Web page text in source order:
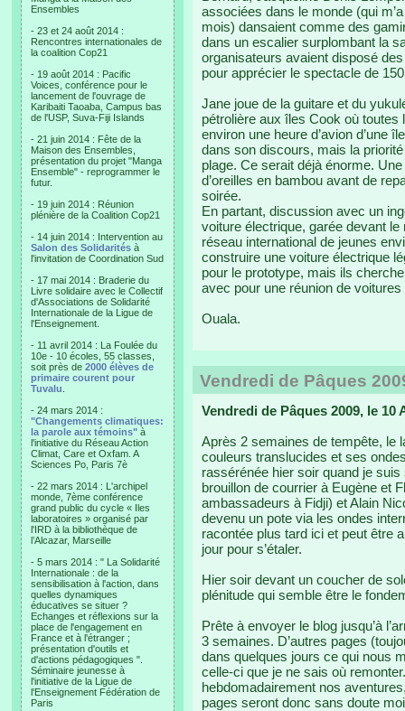
Ensembles
- 23 et 24 août 2014 :
Rencontres internationales de
la coalition Cop21
- 19 août 2014 : Pacific
Voices, conférence pour le
lancement de l'ouvrage de
Karibaiti Taoaba, Campus bas
de l'USP, Suva-Fiji Islands
- 21 juin 2014 : Fête de la
Maison des Ensembles,
présentation du projet "Manga
Ensemble" - reprogrammer le
futur.
- 19 juin 2014 : Réunion
plénière de la Coalition Cop21
- 14 juin 2014 : Intervention au
Salon des Solidarités à
l'invitation de Coordination Sud
- 17 mai 2014 : Braderie du
Livre solidaire avec le Collectif
d'Associations de Solidarité
Internationale de la Ligue de
l'Enseignement.
- 11 avril 2014 : La Foulée du
10e - 10 écoles, 55 classes,
soit près de 2000 élèves de
primaire courent pour
Tuvalu
- 24 mars 2014 :
"Changements climatiques:
la parole aux témoins" à
l'initiative du Réseau Action
Climat, Care et Oxfam. A
Sciences Po, Paris 7è
- 22 mars 2014 : L'archipel
monde, 7ème conférence
grand public du cycle « Iles
laboratoires » organisé par
l'IRD à la bibliothèque de
l’Alcazar, Marseille
- 5 mars 2014 : " La Solidarité
Internationale : de la
sensibilisation à l'action, dans
quelles dynamiques
éducatives se situer ?
Echanges et réflexions sur la
place de l'engagement en
France et à l'étranger ;
présentation d'outils et
d'actions pédagogiques ".
Séminaire jeunesse à
l'initiative de la Ligue de
l'Enseignement Fédération de
Paris
associées dans le monde (qui
mois) dansaient comme des
dans un escalier surplombant la
organisateurs avaient disposé
pour apprécier le spectacle de
Jane joue de la guitare et du
pétrolière aux îles Cook où
environ une heure d’avion d’une
dans son discours, mais la
plage. Ce serait déjà énorme.
d’oreilles en bambou avant de
soirée.
En partant, discussion avec un
voiture électrique, garée devant le
réseau international de jeunes
construire une voiture électrique
pour le prototype, mais ils
avec pour une réunion de
Ouala.
Vendredi de Pâques
Vendredi de Pâques 2009, le 10
Après 2 semaines de tempête, le
couleurs translucides et ses
rassérénée hier soir quand je
brouillon de courrier à Eugène et
ambassadeurs à Fidji) et Alain
devenu un pote via les ondes
racontée plus tard ici et peut être
jour pour s’étaler.
Hier soir devant un coucher de
plénitude qui semble être le
Prête à envoyer le blog jusqu’à
3 semaines. D’autres pages
dans quelques jours ce qui nous
celle-ci que je ne sais où
hebdomadairement nos
pages seront donc sans doute